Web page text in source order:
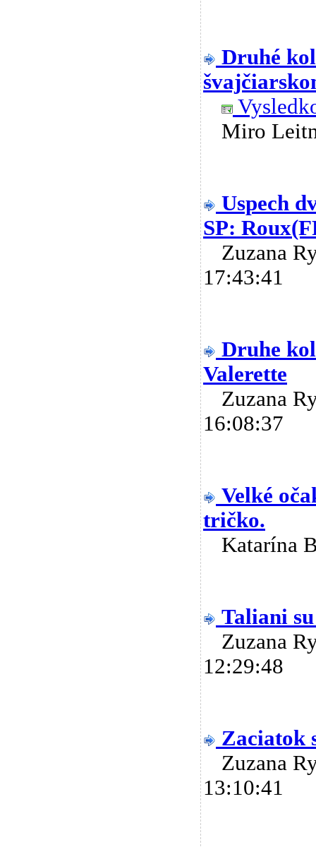
Druhé
Miro
Uspech
SP:
Zuzana
17:43:41
Druhe
Valerette
Zuzana
16:08:37
Velké
tričko.
Katarína
Taliani
Zuzana
12:29:48
Zaciatok
Zuzana
13:10:41